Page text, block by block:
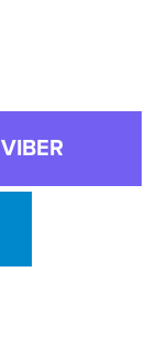
VIBER